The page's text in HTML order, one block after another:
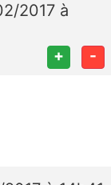
2017 à
+ -